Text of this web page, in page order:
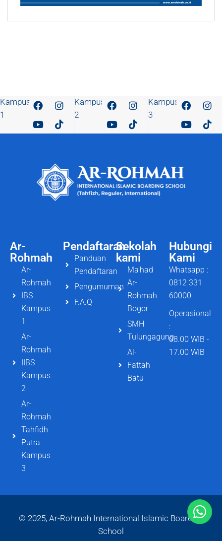
Kampus
1
Kampus
2
Kampus
3
Ar-
Rohmah
Ar-
Rohmah
IBS
Kampus
1
Ar-
Rohmah
IIBS
Kampus
2
Ar-
Rohmah
Tahfidh
Putra
Kampus
3
Pendaftaran
Panduan
Pendaftaran
Pengumuman
F.A.Q
Hubungi
Kami
Whatsapp :
0812 331
60000
Operasional
:
08.00 WIB -
17.00 WIB
Sekolah
kami
Ma'had
Ar-
Rohmah
Bogor
SMH
Tulungagung
Al-
Fattah
Batu
© 2025, Ar-Rohmah International Islamic Boarding
School